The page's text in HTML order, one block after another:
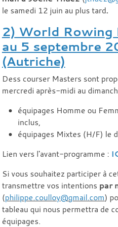
le samedi 12 juin au plus tard.
2) World Rowing
au 5 septembre
(Autriche)
Dess courser Masters sont
mercredi après-midi au
équipages Homme ou
inclus,
équipages Mixtes (H/F) le
Lien vers l'avant-programme :
Si vous souhaitez participer à
transmettre vos intentions par
(philippe.coulloy@gmail.com)
tableau qui nous permettra de
équipages.